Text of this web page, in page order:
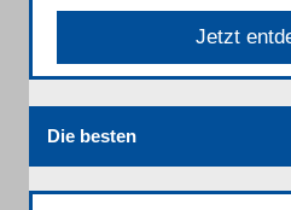
Jetzt
Die besten